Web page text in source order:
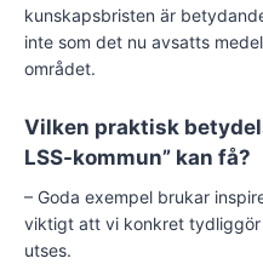
kunskapsbristen är
inte som det nu avsatts
området.
Vilken praktisk
LSS-kommun” kan få?
– Goda exempel brukar
viktigt att vi konkret tydliggör
utses.